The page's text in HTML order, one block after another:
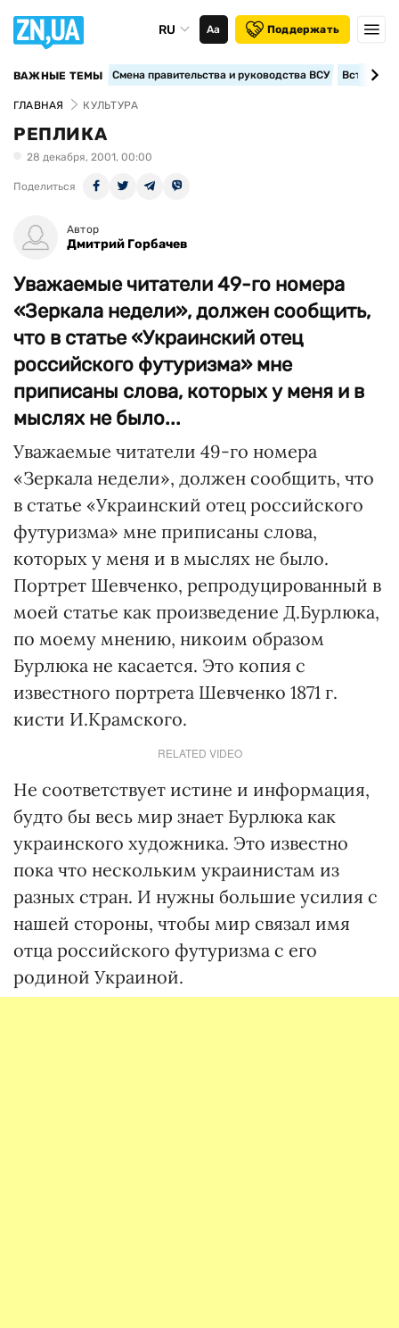
RU Аа Поддержать
ВАЖНЫЕ ТЕМЫ Смена правительства и руководства ВСУ
ГЛАВНАЯ КУЛЬТУРА
РЕПЛИКА
28 декабря, 2001, 00:00
Поделиться
Автор
Дмитрий Горбачев
Уважаемые читатели 49-го номера
«Зеркала недели», должен сообщить,
что в статье «Украинский отец
российского футуризма» мне
приписаны слова, которых у меня и в
мыслях не было...
Уважаемые читатели 49-го номера
«Зеркала недели», должен сообщить, что
в статье «Украинский отец российского
футуризма» мне приписаны слова,
которых у меня и в мыслях не было.
Портрет Шевченко, репродуцированный в
моей статье как произведение Д.Бурлюка,
по моему мнению, никоим образом
Бурлюка не касается. Это копия с
известного портрета Шевченко 1871 г.
кисти И.Крамского.
RELATED VIDEO
Не соответствует истине и информация,
будто бы весь мир знает Бурлюка как
украинского художника. Это известно
пока что нескольким украинистам из
разных стран. И нужны большие усилия с
нашей стороны, чтобы мир связал имя
отца российского футуризма с его
родиной Украиной.